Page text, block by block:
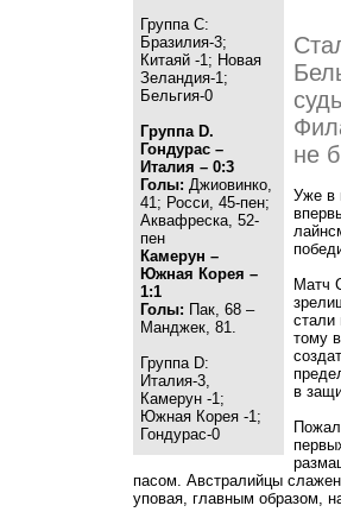
Группа С:
Бразилия-3;
Китаяй -1; Новая
Зеландия-1;
Бельгия-0
Группа D.
Гондурас –
Италия – 0:3
Голы:Джиовинко,
41; Росси, 45-пен;
Аквафреска, 52-
пен
Камерун –
Южная Корея –
1:1
Голы: Пак, 68 –
Манджек, 81.
Группа D:
Италия-3,
Камерун -1;
Южная Корея -1;
Гондурас-0
не
Уже в
Матч
стали
тому
в
пасом. Австралийцы
уповая, главным образом,